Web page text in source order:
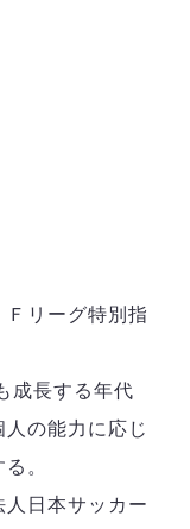
リーグ特別指
成長する年代
の能力に応じ
。
日本サッカー